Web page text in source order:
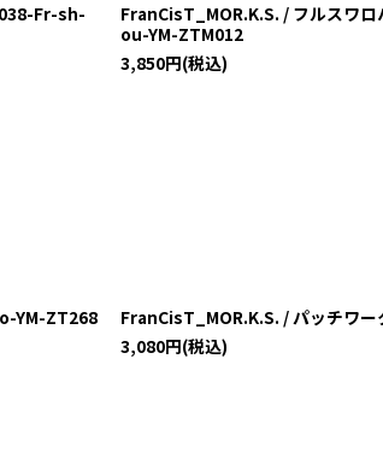
Fr-sh-
FranCisT_MOR.K.S. / フルスワ
ou-YM-ZTM012
3,850円(税込)
YM-ZT268
FranCisT_MOR.K.S. / パッチワ
3,080円(税込)